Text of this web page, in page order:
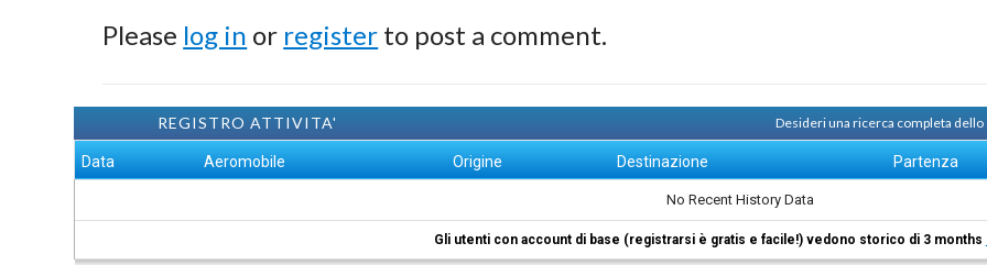
Please log in or register to post a comment.
REGISTRO ATTIVITA' Desideri una ricerca completa dello
Data Aeromobile Origine Destinazione Partenza
No Recent History Data
Gli utenti con account di base (registrarsi è gratis e facile!) vedono storico di 3 months